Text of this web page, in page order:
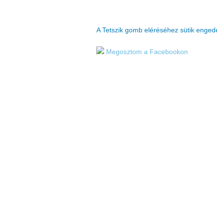
A Tetszik gomb eléréséhez sütik
Megosztom a Facebookon